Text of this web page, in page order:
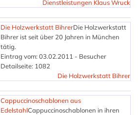
Dienstleistungen Klaus Wruck
Die Holzwerkstatt BihrerDie Holzwerkstatt
Bihrer ist seit über 20 Jahren in München
tätig.
Eintrag vom: 03.02.2011 - Besucher
Detailseite: 1082
Die Holzwerkstatt Bihrer
Cappuccinoschablonen aus
EdelstahlCappuccinoschablonen in ihren